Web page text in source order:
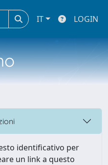
IT LOGIN
identificativo per
un link a questo